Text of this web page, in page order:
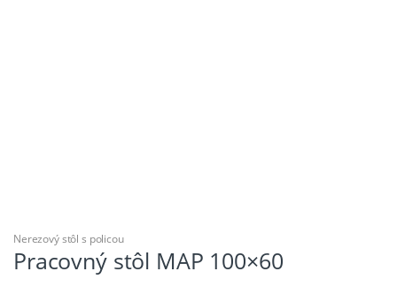
Nerezový stôl s policou
Pracovný stôl MAP 100×60